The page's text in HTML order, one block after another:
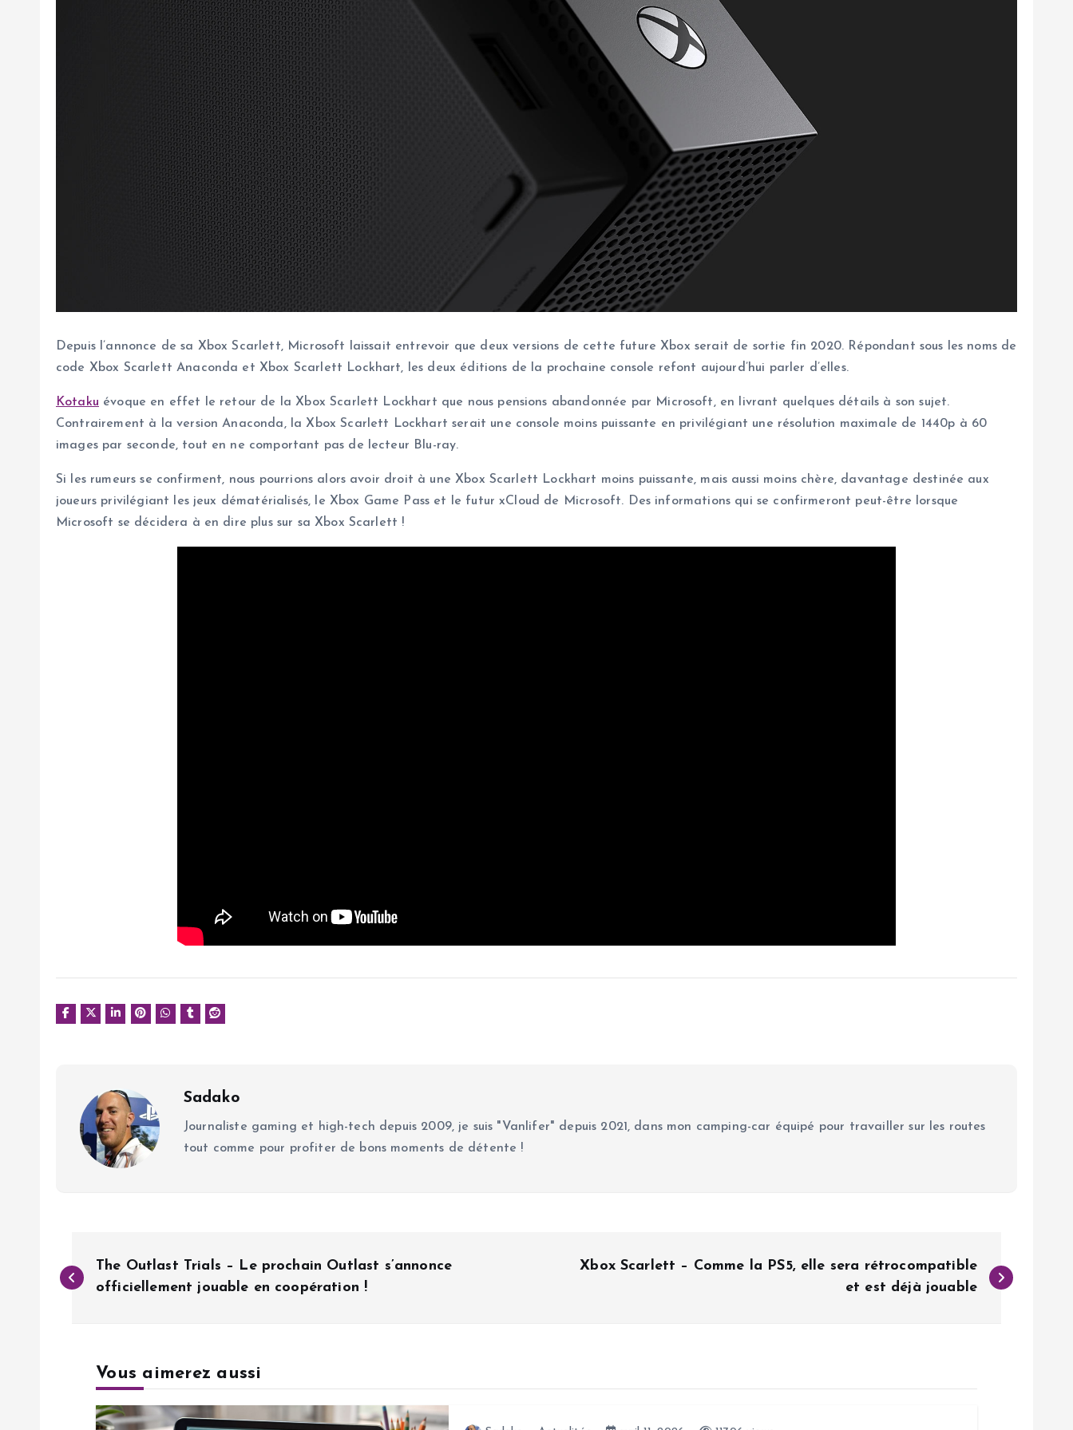
Depuis l’annonce de sa Xbox Scarlett, Microsoft laissait entrevoir que deux versions de cette future Xbox serait de sortie fin 2020. Répondant sous les noms de
code Xbox Scarlett Anaconda et Xbox Scarlett Lockhart, les deux éditions de la prochaine console refont aujourd’hui parler d’elles.
Kotaku évoque en effet le retour de la Xbox Scarlett Lockhart que nous pensions abandonnée par Microsoft, en livrant quelques détails à son sujet.
Contrairement à la version Anaconda, la Xbox Scarlett Lockhart serait une console moins puissante en privilégiant une résolution maximale de 1440p à 60
images par seconde, tout en ne comportant pas de lecteur Blu-ray.
Si les rumeurs se confirment, nous pourrions alors avoir droit à une Xbox Scarlett Lockhart moins puissante, mais aussi moins chère, davantage destinée aux
joueurs privilégiant les jeux dématérialisés, le Xbox Game Pass et le futur xCloud de Microsoft. Des informations qui se confirmeront peut-être lorsque
Microsoft se décidera à en dire plus sur sa Xbox Scarlett !
Sadako
Journaliste gaming et high-tech depuis 2009, je suis "Vanlifer" depuis 2021, dans mon camping-car équipé pour travailler sur les routes
tout comme pour profiter de bons moments de détente !
a
The Outlast Trials – Le prochain Outlast s’annonce
officiellement jouable en coopération !
Xbox Scarlett – Comme la PS5, elle sera rétrocompatible
et est déjà jouable
Vous aimerez aussi